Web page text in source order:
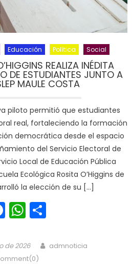
Educación Política Social
REALIZA INÉDITA
DE ESTUDIANTES JUNTO A
MAULE COSTA
piloto permitió que estudiantes
real, fortaleciendo la formación
democrática desde el espacio
del Servicio Electoral de
Local de Educación Pública
Ecológica Rosita O’Higgins de
la elección de su […]
Facebook
WhatsApp
de 2026 Author
admnoticia